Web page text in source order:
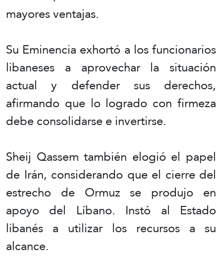
mayores ventajas.
Su Eminencia exhortó a los funcionarios
libaneses a aprovechar la situación
actual y defender sus derechos,
afirmando que lo logrado con firmeza
debe consolidarse e invertirse.
Sheij Qassem también elogió el papel
de Irán, considerando que el cierre del
estrecho de Ormuz se produjo en
apoyo del Líbano. Instó al Estado
libanés a utilizar los recursos a su
alcance.